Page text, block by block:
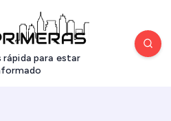
rápida para estar